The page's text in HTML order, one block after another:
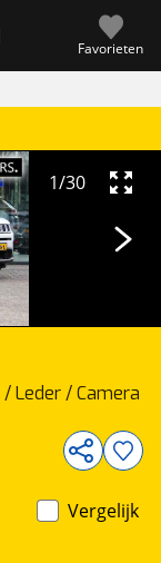
Favorieten
Leder / Camera
1/30
Vergelijk